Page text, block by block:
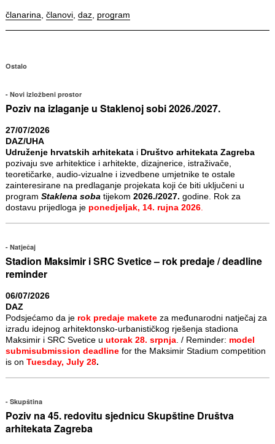
članarina članovi, daz, program
Ostalo
Novi izložbeni prostor
Poziv na izlaganje u Staklenoj sobi 2026./2027.
27/07/2026
DAZ/UHA
Udruženje hrvatskih arhitekatai Društvo arhitekata Zagreba
pozivaju sve arhitektice i arhitekte, dizajnerice, istraživače,
teoretičarke, audio-vizualne i izvedbene umjetnike te ostale
zainteresirane na predlaganje projekata koji će biti uključeni u
program Staklena soba tijekom 2026./2027. godine. Rok za
dostavu prijedloga je ponedjeljak, 14. rujna 2026.
Natječaj
Stadion Maksimir i SRC Svetice – rok predaje / deadline
reminder
06/07/2026
DAZ
Podsjećamo da je rok predaje maketeza međunarodni natječaj za
izradu idejnog arhitektonsko-urbanističkog rješenja stadiona
Maksimir i SRC Svetice u utorak 28. srpnja. / Reminder: model
submisubmission deadlinefor the Maksimir Stadium competition
is on Tuesday, July 28.
Skupština
Poziv na 45. redovitu sjednicu Skupštine Društva
arhitekata Zagreba